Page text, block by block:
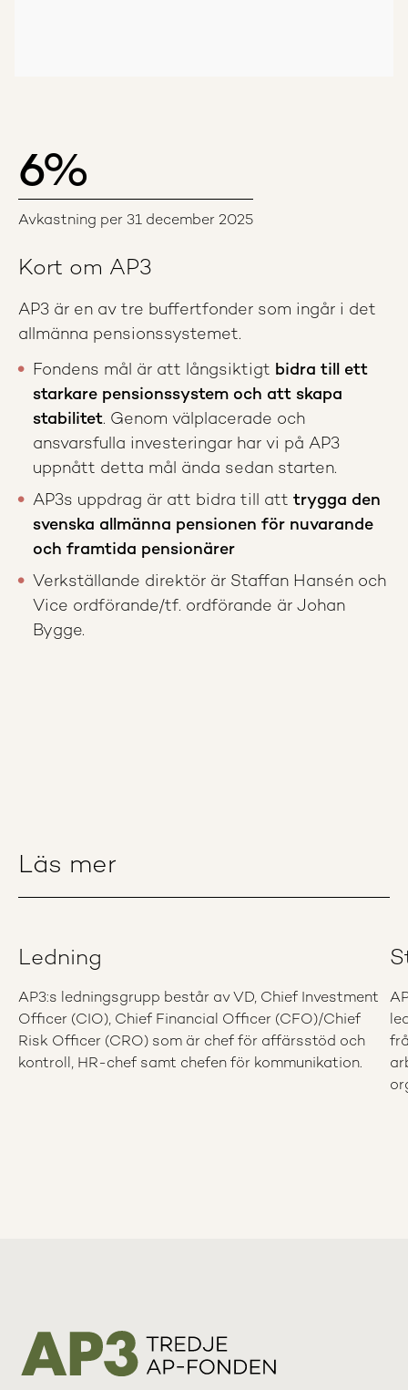
6%
Avkastning per 31 december 2025
Kort om AP3
AP3 är en av tre buffertfonder som ingår i det
allmänna pensionssystemet.
Fondens mål är att långsiktigt bidra till ett
starkare pensionssystem och att skapa
stabilitet. Genom välplacerade och
ansvarsfulla investeringar har vi på AP3
uppnått detta mål ända sedan starten.
AP3s uppdrag är att bidra till att trygga den
svenska allmänna pensionen för nuvarande
och framtida pensionärer
Verkställande direktör är Staffan Hansén och
Vice ordförande/tf. ordförande är Johan
Bygge.
Läs mer
Ledning
AP3:s ledningsgrupp består av VD, Chief Investment
Officer (CIO), Chief Financial Officer (CFO)/Chief
Risk Officer (CRO) som är chef för affärsstöd och
kontroll, HR-chef samt chefen för kommunikation.